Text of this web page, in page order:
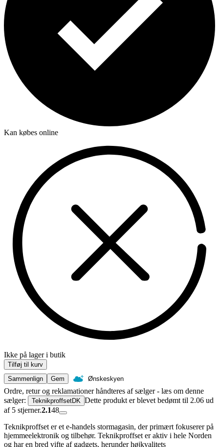
Kan købes online
Ikke på lager i butik
Tilføj til kurv
Sammenlign
Gem Ønskeskyen
Ordre, retur og reklamationer håndteres af sælger - læs om denne
sælger:
TeknikproffsetDK Dette produkt er blevet bedømt til 2.06 ud
af 5 stjerner.2.148
Teknikproffset er et e-handels stormagasin, der primært fokuserer på
hjemmeelektronik og tilbehør. Teknikproffset er aktiv i hele Norden
og har en bred vifte af gadgets, herunder højkvalitets